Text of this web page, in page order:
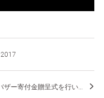
ザー寄付金贈呈式を行い...